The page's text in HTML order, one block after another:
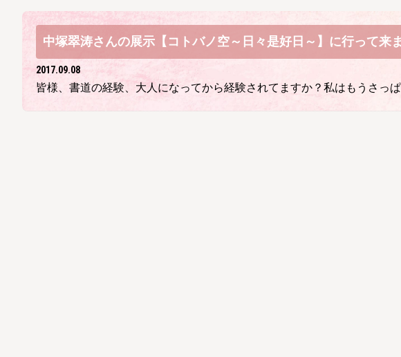
中塚翠涛さんの展示【コトバノ空～日々是好日～】に行って来ま
2017.09.08
皆様、書道の経験、大人になってから経験されてますか？私はもうさっ